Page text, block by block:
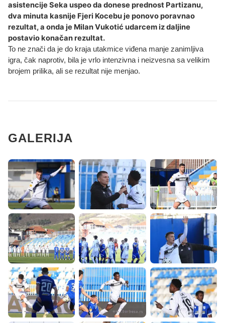
asistencije Seka uspeo da donese prednost Partizanu,
dva minuta kasnije Fjeri Kocebu je ponovo poravnao
rezultat, a onda je Milan Vukotić udarcem iz daljine
postavio konačan rezultat.
To ne znači da je do kraja utakmice viđena manje zanimljiva
igra, čak naprotiv, bila je vrlo intenzivna i neizvesna sa velikim
brojem prilika, ali se rezultat nije menjao.
GALERIJA